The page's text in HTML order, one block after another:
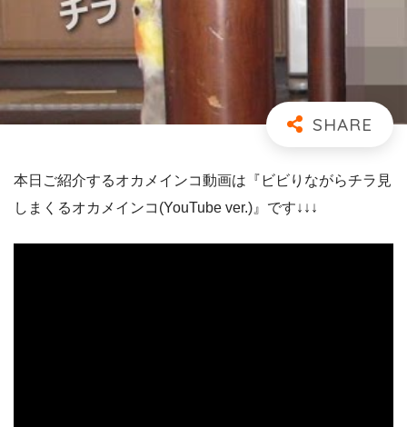
本日ご紹介するオカメインコ動画は『ビビりながらチラ見
しまくるオカメインコ(YouTube ver.)』です↓↓↓